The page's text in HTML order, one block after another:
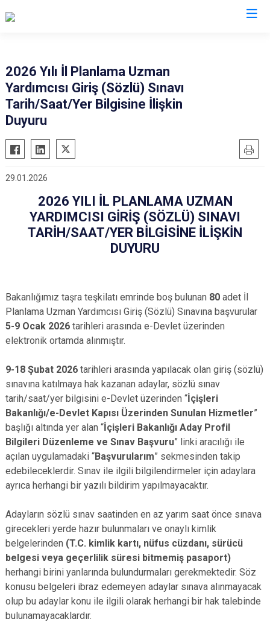
2026 Yılı İl Planlama Uzman
Yardımcısı Giriş (Sözlü) Sınavı
Tarih/Saat/Yer Bilgisine İlişkin
Duyuru
29.01.2026
2026 YILI İL PLANLAMA UZMAN
YARDIMCISI GİRİŞ (SÖZLÜ) SINAVI
TARİH/SAAT/YER BİLGİSİNE İLİŞKİN
DUYURU
Bakanlığımız taşra teşkilatı emrinde boş bulunan 80 adet İl
Planlama Uzman Yardımcısı Giriş (Sözlü) Sınavına başvurular
5-9 Ocak 2026 tarihleri arasında e-Devlet üzerinden
elektronik ortamda alınmıştır.
9-18 Şubat 2026 tarihleri arasında yapılacak olan giriş (sözlü)
sınavına katılmaya hak kazanan adaylar, sözlü sınav
tarih/saat/yer bilgisini e-Devlet üzerinden “İçişleri
Bakanlığı/e-Devlet Kapısı Üzerinden Sunulan Hizmetler”
başlığı altında yer alan “İçişleri Bakanlığı Aday Profil
Bilgileri Düzenleme ve Sınav Başvuru” linki aracılığı ile
açılan uygulamadaki “Başvurularım” sekmesinden takip
edebileceklerdir. Sınav ile ilgili bilgilendirmeler için adaylara
ayrıca herhangi bir yazılı bildirim yapılmayacaktır.
Adayların sözlü sınav saatinden en az yarım saat önce sınava
girecekleri yerde hazır bulunmaları ve onaylı kimlik
belgelerinden (T.C. kimlik kartı, nüfus cüzdanı, sürücü
belgesi veya geçerlilik süresi bitmemiş pasaport)
herhangi birini yanlarında bulundurmaları gerekmektedir. Söz
konusu belgeleri ibraz edemeyen adaylar sınava alınmayacak
olup bu adaylar konu ile ilgili olarak herhangi bir hak talebinde
bulunamayacaklardır.